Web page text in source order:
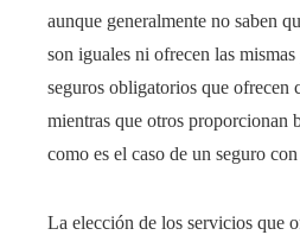
aunque generalmente no saben
son iguales ni ofrecen las
seguros obligatorios que ofrecen
mientras que otros proporcionan
como es el caso de un seguro
La elección de los servicios que